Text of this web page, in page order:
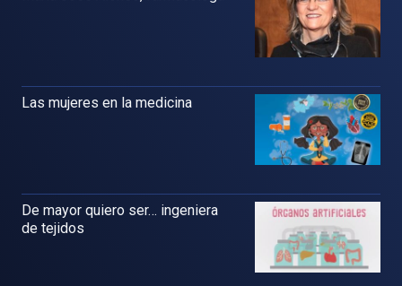
Las mujeres en la medicina
De mayor quiero ser… ingeniera
de tejidos